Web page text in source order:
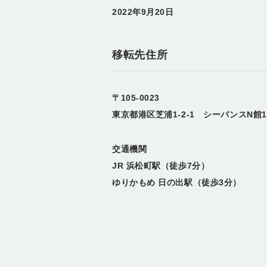
2022年9月20日
移転先住所
〒105-0023
東京都港区芝浦1-2-1 シーバンスN館
交通機関
JR 浜松町駅（徒歩7分）
ゆりかもめ 日の出駅（徒歩3分）